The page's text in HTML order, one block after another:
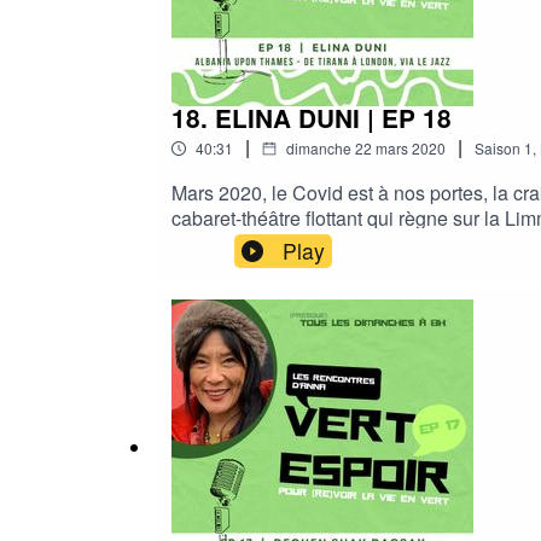
18. ELINA DUNI | EP 18
40:31 | dimanche 22 mars 2020 | Saison 1,
Mars 2020, le Covid est à nos portes, la
cabaret-théâtre flottant qui règne sur la
ne contracte le virus et ne doivent tout
rencontre.Un (très) petit coin tranquille,
sensible, entre deux Méditerranéennes
ces choses qui font la vie, Un échange à
douce et lumineuse beauté.Et c'est ainsi
et Rob Luft (guitares), mars 2020,
Play